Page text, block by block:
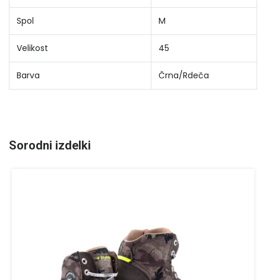
Spol M
Velikost 45
Barva Črna/Rdeča
Sorodni izdelki